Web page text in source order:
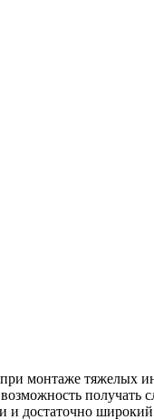
монтаже тяжелых
и достаточно